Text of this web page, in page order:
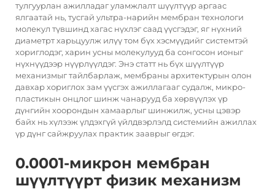
тулгуурлан ажилладаг уламжлалт шүүлтүүр аргаас
ялгаатай нь, тусгай ультра-нарийн мембран технологи
молекул түвшинд хагас нүхлэг саад үүсгэдэг, яг нүхний
диаметрт харьцуулж илүү том бүх хэсмүүдийг системтэй
хориглодэг, харин усны молекулууд ба сонгосон ионыг
нүхнүүдээр нүүрлүүлдэг. Энэ статт нь бүх шүүлтүүр
механизмыг тайлбарлаж, мембраны архитектурын олон
давхар хориглох зам үүсгэх ажиллагааг судалж, микро-
пластикын онцлог шинж чанарууд ба хөрвүүлэх үр
дүнгийн хоорондын хамаарлыг шинжилж, усны цэвэр
байх нь хүлээж үлдэхгүй үйлдвэрлэлд системийн ажиллах
үр дүнг сайжруулах практик зааврыг өгдэг.
0.0001-микрон мембран
шүүлтүүрт физик механизм